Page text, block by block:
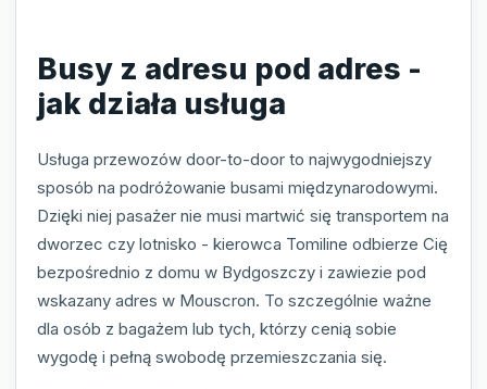
Busy z adresu pod adres -
jak działa usługa
Usługa przewozów door-to-door to najwygodniejszy
sposób na podróżowanie busami międzynarodowymi.
Dzięki niej pasażer nie musi martwić się transportem na
dworzec czy lotnisko - kierowca Tomiline odbierze Cię
bezpośrednio z domu w Bydgoszczy i zawiezie pod
wskazany adres w Mouscron. To szczególnie ważne
dla osób z bagażem lub tych, którzy cenią sobie
wygodę i pełną swobodę przemieszczania się.